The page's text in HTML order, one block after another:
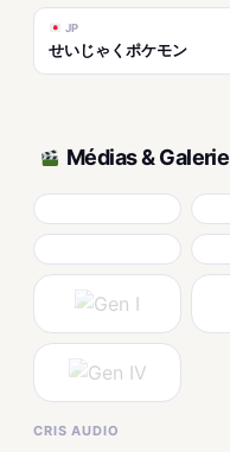
JP
せいじゃくポケモン
Médias & Galerie
CRIS AUDIO